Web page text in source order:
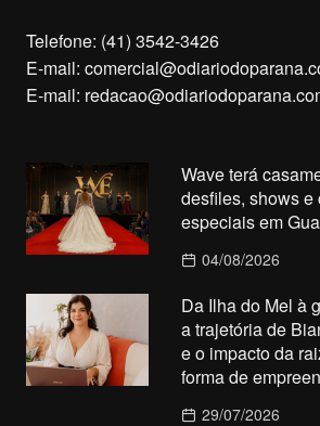
Telefone: (41) 3542-3426
E-mail:
E-mail:
Wave terá
desfiles, shows e
especiais em
04/08/2026
Da Ilha do Mel à
a trajetória de
e o impacto da
forma de
29/07/2026